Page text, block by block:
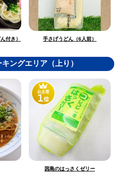
付き） 手さげうどん（6人前）
ングエリア（上り）
因島のはっさくゼリー